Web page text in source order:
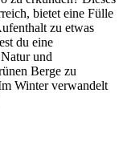
bietet eine Fülle
zu etwas
du eine
und
Berge zu
Winter verwandelt